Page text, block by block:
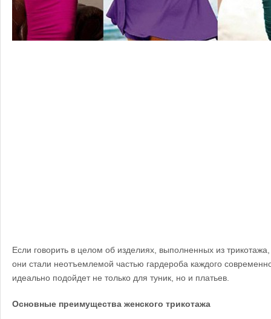
Если говорить в целом об изделиях, выполненных из
они стали неотъемлемой частью гардероба каждого
идеально подойдет не только для туник, но и платьев.
Основные преимущества женского трикотажа